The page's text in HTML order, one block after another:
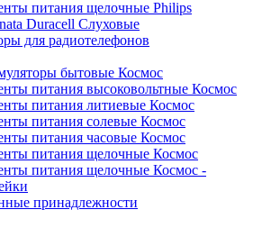
питания щелочные Philips
Duracell Слуховые
для радиотелефонов
бытовые Космос
питания высоковольтные Космос
питания литиевые Космос
питания солевые Космос
питания часовые Космос
питания щелочные Космос
питания щелочные Космос -
принадлежности